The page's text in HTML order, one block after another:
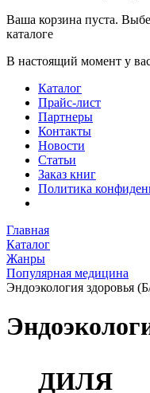
Ваша корзина пуста.
каталоге
В настоящий момент у
Каталог
Прайс-лист
Партнеры
Контакты
Новости
Статьи
Заказ книг
Политика
Главная
Каталог
Жанры
Популярная медицина
Эндоэкология здоровья
ДИЛЯ